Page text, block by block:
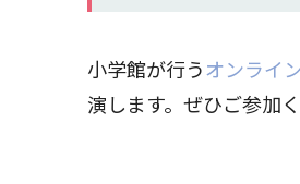
小学館が行うオンライ
演します。ぜひご参加く